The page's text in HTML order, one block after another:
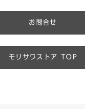
お問合せ
モリサワストア TOP